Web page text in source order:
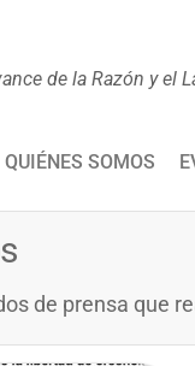
de la Razón y el
QUIÉNES SOMOS
de prensa que